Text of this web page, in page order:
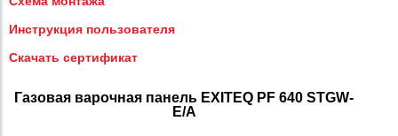
Инструкция пользователя
Скачать сертификат
Газовая варочная панель EXITEQ PF 640 STGW-
E/А